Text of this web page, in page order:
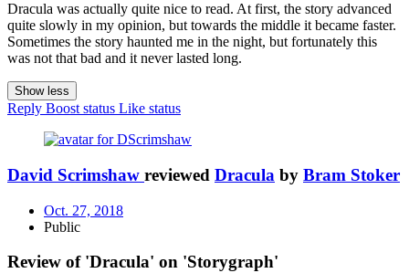
Dracula was actually quite nice to read. At first, the story advanced
quite slowly in my opinion, but towards the middle it became faster.
Sometimes the story haunted me in the night, but fortunately this
was not that bad and it never lasted long.
Show less
Reply Boost status Like status
David Scrimshaw reviewed Dracula by Bram Stoker
Oct. 27, 2018
Public
Review of 'Dracula' on 'Storygraph'